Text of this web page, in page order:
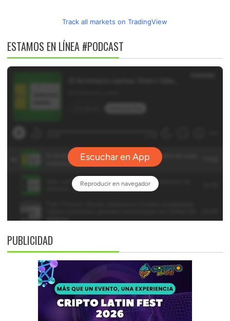
Track all markets on TradingView
ESTAMOS EN LÍNEA #PODCAST
PUBLICIDAD